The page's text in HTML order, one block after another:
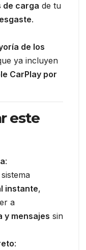
de carga de tu
.
de los
ya incluyen
CarPlay por
este
:
instante,
a
y mensajes sin
: